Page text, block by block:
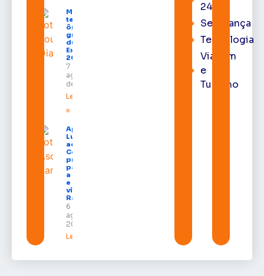
Macapá
terá
ônibus
gratuitos
durante a
Expofeira
2026
7 de
agosto
de 2026
Leia mais
»
Após veto,
Lula envia
ao
Congresso
projeto
para criar
a UNIFRON
e grava
vídeo para
Randolfe
6 de
agosto de
2026
Leia mais »
24h
Segurança
Tecnologia
Viagem
e
Turismo